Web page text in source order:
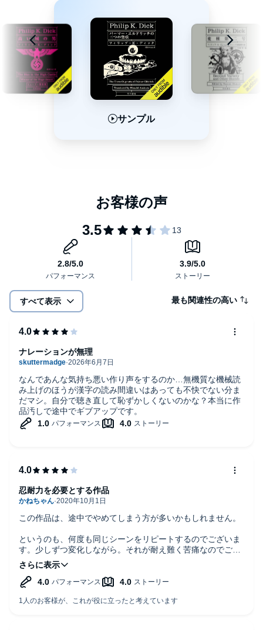
サンプル
すべて表示 最も関連性の高い
なんであんな気持ち悪い作り声をするのか…無機質な機械読
み上げのほうが漢字の読み間違いはあっても不快でない分ま
だマシ。自分で聴き直して恥ずかしくないのかな？本当に作
品汚しで途中でギブアップです。
ナレーションが無理
この作品は、途中でやめてしまう方が多いかもしれません。
というのも、何度も同じシーンをリピートするのでございま
す。少しずつ変化しながら。それが耐え難く苦痛なのでござ
います。
ただ、辛抱強く最後まで聴けば、感動が待っているのでござ
忍耐力を必要とする作品